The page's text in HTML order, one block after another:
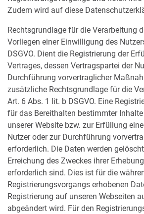
Zudem wird auf diese
Rechtsgrundlage für die Verarbeitung
Vorliegen einer Einwilligung des
DSGVO. Dient die Registrierung der
Vertrages, dessen Vertragspartei der
Durchführung vorvertraglicher
zusätzliche Rechtsgrundlage für die
Art. 6 Abs. 1 lit. b DSGVO. Eine
für das Bereithalten bestimmter
unserer Website bzw. zur Erfüllung
Nutzer oder zur Durchführung
erforderlich. Die Daten werden
Erreichung des Zweckes ihrer
erforderlich sind. Dies ist für die
Registrierungsvorgangs erhobenen
Registrierung auf unseren Webseiten
abgeändert wird. Für den